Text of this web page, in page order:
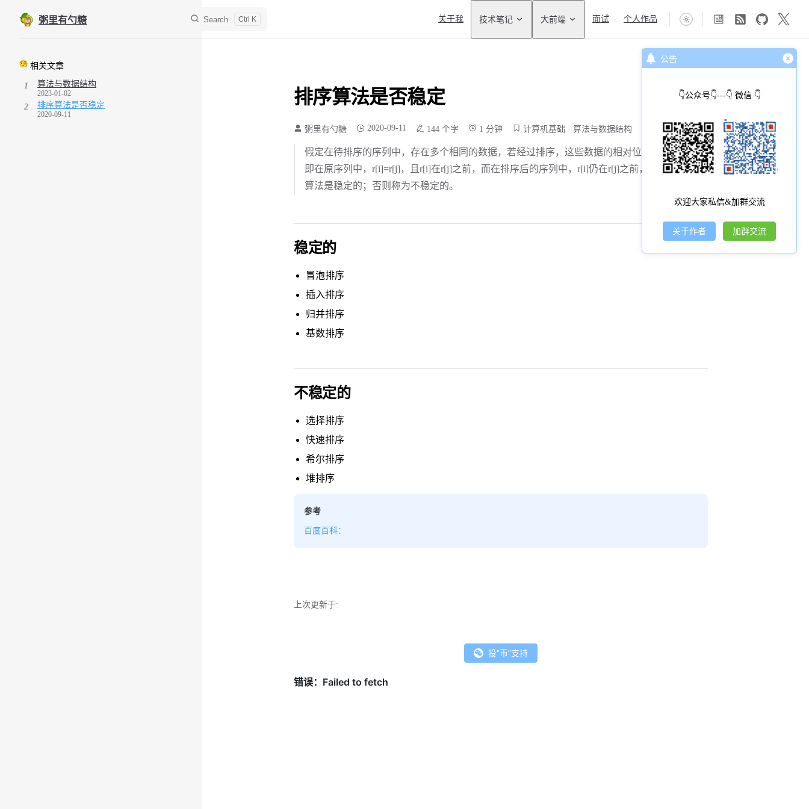
公告
👇公众号👇---👇 微信 👇
欢迎大家私信&加群交流
关于作者 加群交流
Skip to content
粥里有勺糖 Search
Main Navigation
关于我 技术笔记 大前端 面试 个人作品
相关文章
1 算法与数据结构
2023-01-02
2 排序算法是否稳定
2020-09-11
排序算法是否稳定
粥里有勺糖 2020-09-11 144 个字 1 分钟 计算机基础 算法与数据结构
假定在待排序的序列中，存在多个相同的数据，若经过排序，这些数据的相对位置保持不变，
即在原序列中，r[i]=r[j]，且r[i]在r[j]之前，而在排序后的序列中，r[i]仍在r[j]之前，则称这种排序
算法是稳定的；否则称为不稳定的。
稳定的
冒泡排序
插入排序
归并排序
基数排序
不稳定的
选择排序
快速排序
希尔排序
堆排序
参考
百度百科：
上次更新于:
投"币"支持